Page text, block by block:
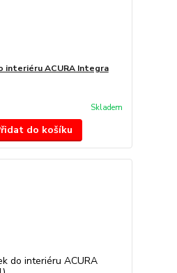
interiéru ACURA Integra
Skladem
do košíku